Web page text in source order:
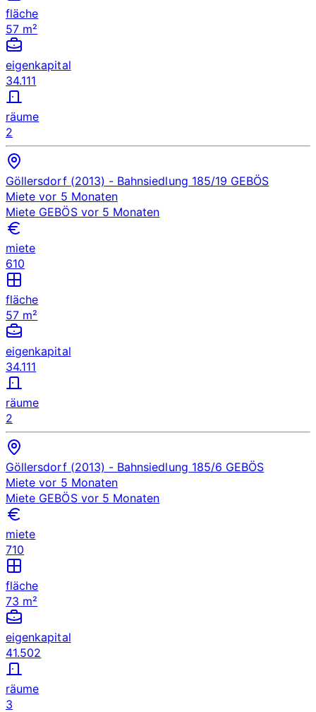
fläche
57 m²
eigenkapital
34.111
räume
2
Göllersdorf (2013) - Bahnsiedlung 185/19 GEBÖS
Miete vor 5 Monaten
Miete GEBÖS vor 5 Monaten
miete
610
fläche
57 m²
eigenkapital
34.111
räume
2
Göllersdorf (2013) - Bahnsiedlung 185/6 GEBÖS
Miete vor 5 Monaten
Miete GEBÖS vor 5 Monaten
miete
710
fläche
73 m²
eigenkapital
41.502
räume
3